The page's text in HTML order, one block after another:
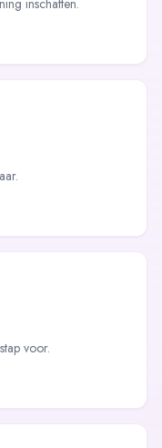
inschatten.
voor.